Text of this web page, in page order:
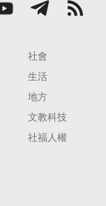
社會
生活
地方
文教科技
社福人權